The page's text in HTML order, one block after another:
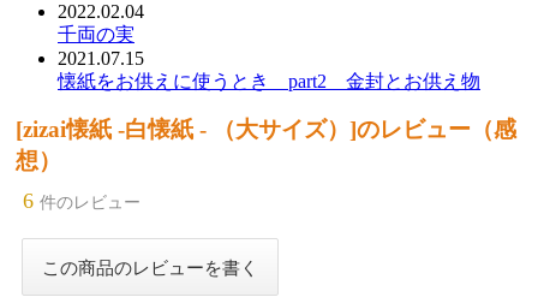
2022.02.04
千両の実
2021.07.15
懐紙をお供えに使うとき part2 金封とお供え物
[zizai懐紙 -白懐紙 - （大サイズ）]のレビュー（感
想）
6 件のレビュー